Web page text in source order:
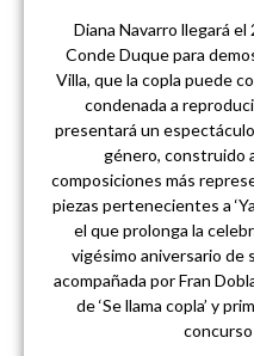
Diana Navarro llegará
Conde Duque para
Villa, que la copla puede
condenada a
presentará un
género, construido
composiciones más
piezas pertenecientes a
el que prolonga la
vigésimo aniversario de
acompañada por Fran
de ‘Se llama copla’ y
concurso